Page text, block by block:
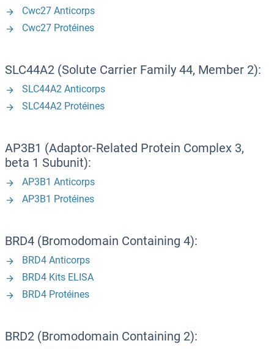
Cwc27 Anticorps
Cwc27 Protéines
SLC44A2 (Solute Carrier Family 44, Member 2):
SLC44A2 Anticorps
SLC44A2 Protéines
AP3B1 (Adaptor-Related Protein Complex 3,
beta 1 Subunit):
AP3B1 Anticorps
AP3B1 Protéines
BRD4 (Bromodomain Containing 4):
BRD4 Anticorps
BRD4 Kits ELISA
BRD4 Protéines
BRD2 (Bromodomain Containing 2):